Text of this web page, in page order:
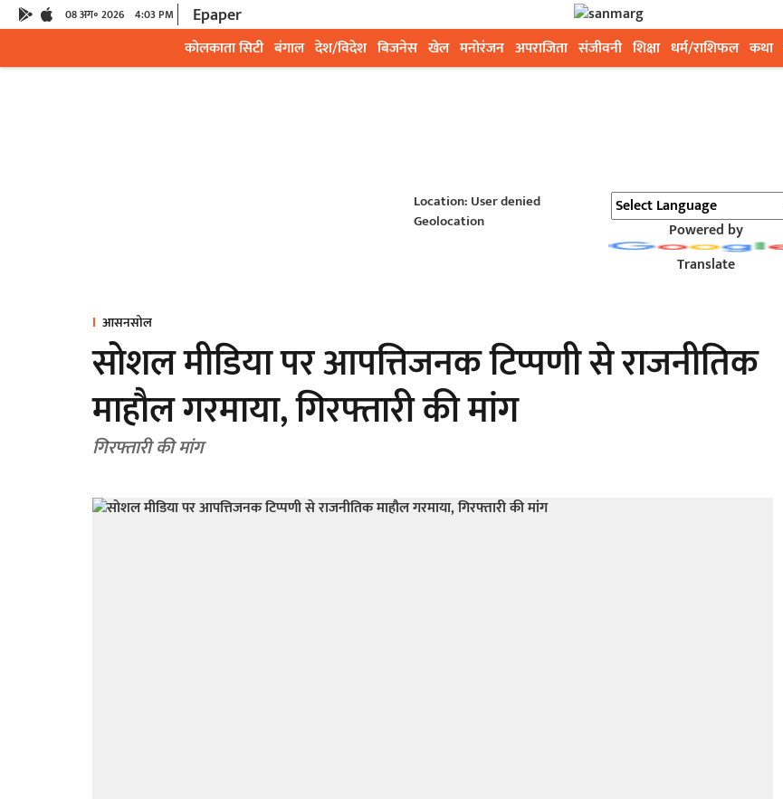
08 अग॰ 2026 4:03 PM Epaper
कोलकाता सिटी बंगाल देश/विदेश बिजनेस खेल मनोरंजन अपराजिता संजीवनी शिक्षा धर्म/राशिफल कथा
Location: User denied
Geolocation
Powered by
Translate
आसनसोल
सोशल मीडिया पर आपत्तिजनक टिप्पणी से राजनीतिक
माहौल गरमाया, गिरफ्तारी की मांग
गिरफ्तारी की मांग